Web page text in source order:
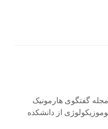
مجله گفتگوی هارمونیک
از دانشکده